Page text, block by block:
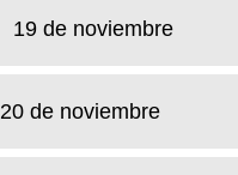
19 de noviembre
20 de noviembre